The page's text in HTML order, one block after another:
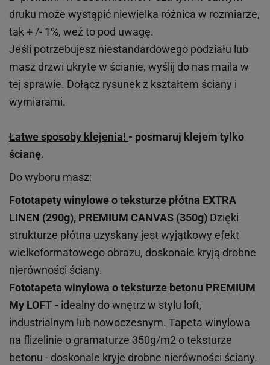
druku może wystąpić niewielka różnica w rozmiarze,
tak + /- 1%, weź to pod uwagę.
Jeśli potrzebujesz niestandardowego podziału lub
masz drzwi ukryte w ścianie, wyślij do nas maila w
tej sprawie. Dołącz rysunek z kształtem ściany i
wymiarami.
Łatwe sposoby klejenia! - posmaruj klejem tylko
ścianę.
Do wyboru masz:
Fototapety winylowe oteksturze płótna EXTRA
LINEN (290g), PREMIUM CANVAS (350g) Dzięki
strukturze płótna uzyskany jest wyjątkowy efekt
wielkoformatowego obrazu, doskonale kryją drobne
nierówności ściany.
Fototapeta winylowa oteksturze betonu PREMIUM
My LOFT - idealny do wnętrz w stylu loft,
industrialnym lub nowoczesnym. Tapeta winylowa
na flizelinie o gramaturze 350g/m2 o teksturze
betonu - doskonale kryje drobne nierówności ściany.